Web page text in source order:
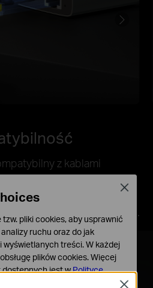
z kablami
5e/5 i można używać go z
routerami, kamerami,
innymi urządzeniami.
Close
pliki cookies, aby usprawnić
ruchu oraz do jak
wyświetlanych treści. W każdej
plików cookies. Więcej
jest wPolityce
Close